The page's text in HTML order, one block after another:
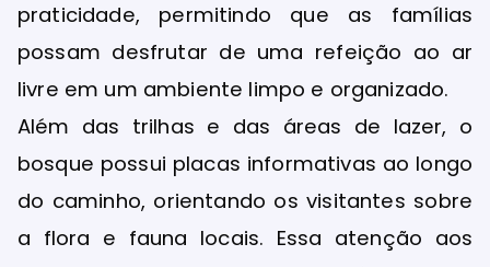
praticidade, permitindo que as famílias
possam desfrutar de uma refeição ao ar
livre em um ambiente limpo e organizado.
Além das trilhas e das áreas de lazer, o
bosque possui placas informativas ao longo
do caminho, orientando os visitantes sobre
a flora e fauna locais. Essa atenção aos